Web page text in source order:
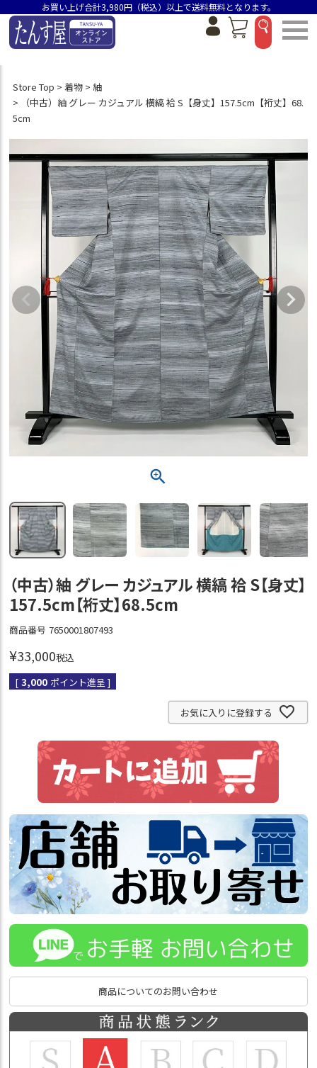
お買い上げ合計3,980円（税込）以上で送料無料となります。
Store Top 着物
紬
（中古）紬 グレー カジュアル 横縞 袷 S【身丈】157.5cm【裄丈】68.
5cm
（中古）紬 グレー カジュアル 横縞 袷 S【身丈】
157.5cm【裄丈】68.5cm
商品番号 7650001807493
¥33,000税込
[ 3,000 ポイント進呈 ]
お気に入りに登録する
商品についてのお問い合わせ